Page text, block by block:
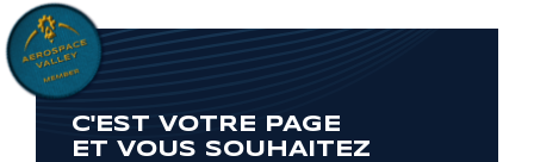
C'EST VOTRE PAGE
ET VOUS SOUHAITEZ